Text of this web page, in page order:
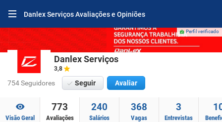
Danlex Serviços Avaliações e Opiniões
Perfil verificado
Danlex Serviços
3,8
754 Seguidores Seguir Avaliar
Visão Geral
773
Avaliações
240
Salários
368
Vagas
3
Entrevistas